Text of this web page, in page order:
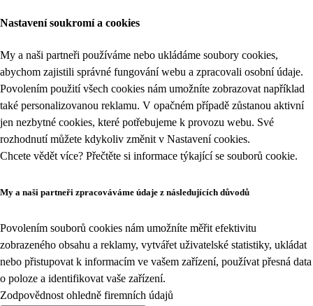
Nastavení soukromí a cookies
My a naši partneři používáme nebo ukládáme soubory cookies,
abychom zajistili správné fungování webu a zpracovali osobní údaje.
Povolením použití všech cookies nám umožníte zobrazovat například
také personalizovanou reklamu. V opačném případě zůstanou aktivní
jen nezbytné cookies, které potřebujeme k provozu webu. Své
rozhodnutí můžete kdykoliv změnit v Nastavení cookies.
Chcete vědět více? Přečtěte si informace týkající se souborů cookie.
My a naši partneři zpracováváme údaje z následujících důvodů
Povolením souborů cookies nám umožníte měřit efektivitu
zobrazeného obsahu a reklamy, vytvářet uživatelské statistiky, ukládat
nebo přistupovat k informacím ve vašem zařízení, používat přesná data
o poloze a identifikovat vaše zařízení.
Zodpovědnost ohledně firemních údajů